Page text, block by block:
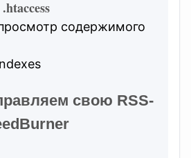
.htaccess
содержимого
свою RSS-